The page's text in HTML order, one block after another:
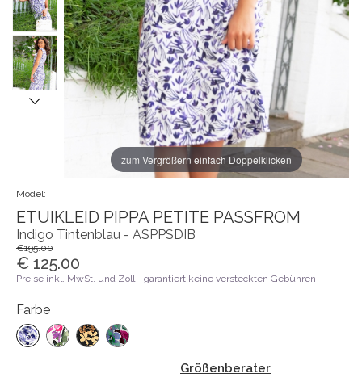
zum Vergrößern einfach Doppelklicken
Model:
ETUIKLEID PIPPA PETITE PASSFROM
Indigo Tintenblau - ASPPSDIB
€195.00
€ 125.00
Preise inkl. MwSt. und Zoll - garantiert keine versteckten Gebühren
Farbe
Größenberater